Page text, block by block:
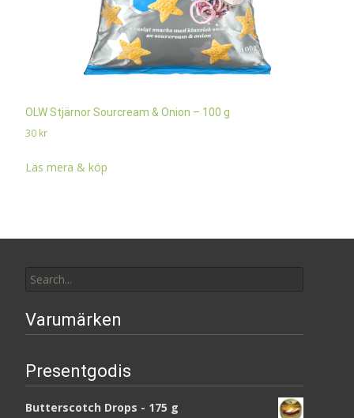
OLW Stjärnor Sourcream & Onion – 100 g
30 kr
Läs mera & köp
for:
Varumärken
Presentgodis
Butterscotch Drops - 175 g